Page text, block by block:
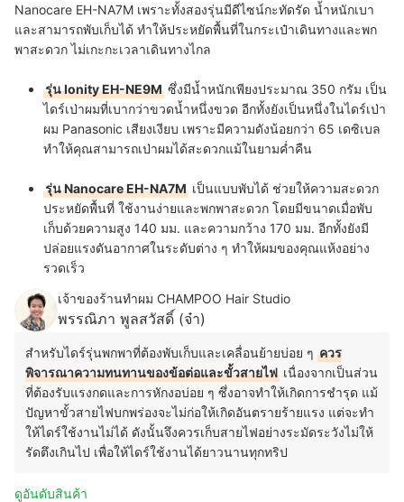
Nanocare EH-NA7M เพราะทั้งสองรุ่นมีดีไซน์กะทัดรัด น้ำหนักเบา
และสามารถพับเก็บได้ ทำให้ประหยัดพื้นที่ในกระเป๋าเดินทางและพก
พาสะดวก ไม่เกะกะเวลาเดินทางไกล
รุ่น Ionity EH-NE9M ซึ่งมีน้ำหนักเพียงประมาณ 350 กรัม เป็น
ไดร์เป่าผมที่เบากว่าขวดน้ำหนึ่งขวด อีกทั้งยังเป็นหนึ่งในไดร์เป่า
ผม Panasonic เสียงเงียบ เพราะมีความดังน้อยกว่า 65 เดซิเบล
ทำให้คุณสามารถเป่าผมได้สะดวกแม้ในยามค่ำคืน
รุ่น Nanocare EH-NA7M เป็นแบบพับได้ ช่วยให้ความสะดวก
ประหยัดพื้นที่ ใช้งานง่ายและพกพาสะดวก โดยมีขนาดเมื่อพับ
เก็บด้วยความสูง 140 มม. และความกว้าง 170 มม. อีกทั้งยังมี
ปล่อยแรงดันอากาศในระดับต่าง ๆ ทำให้ผมของคุณแห้งอย่าง
รวดเร็ว
เจ้าของร้านทำผม CHAMPOO Hair Studio
พรรณิภา พูลสวัสดิ์ (จ๋า)
สำหรับไดร์รุ่นพกพาที่ต้องพับเก็บและเคลื่อนย้ายบ่อย ๆ ควร
พิจารณาความทนทานของข้อต่อและขั้วสายไฟ เนื่องจากเป็นส่วน
ที่ต้องรับแรงกดและการหักงอบ่อย ๆ ซึ่งอาจทำให้เกิดการชำรุด แม้
ปัญหาขั้วสายไฟบกพร่องจะไม่ก่อให้เกิดอันตรายร้ายแรง แต่จะทำ
ให้ไดร์ใช้งานไม่ได้ ดังนั้นจึงควรเก็บสายไฟอย่างระมัดระวังไม่ให้
รัดตึงเกินไป เพื่อให้ไดร์ใช้งานได้ยาวนานทุกทริป
ดูอันดับสินค้า